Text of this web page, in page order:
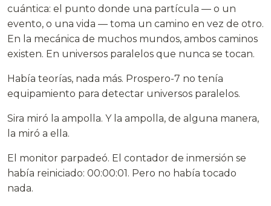
cuántica: el punto donde una partícula — o un
evento, o una vida — toma un camino en vez de otro.
En la mecánica de muchos mundos, ambos caminos
existen. En universos paralelos que nunca se tocan.
Había teorías, nada más. Prospero-7 no tenía
equipamiento para detectar universos paralelos.
Sira miró la ampolla. Y la ampolla, de alguna manera,
la miró a ella.
El monitor parpadeó. El contador de inmersión se
había reiniciado: 00:00:01. Pero no había tocado
nada.